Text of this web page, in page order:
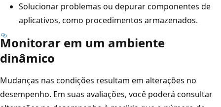
Solucionar problemas ou depurar componentes de
aplicativos, como procedimentos armazenados.
Monitorar em um ambiente
dinâmico
Mudanças nas condições resultam em alterações no
desempenho. Em suas avaliações, você poderá consultar